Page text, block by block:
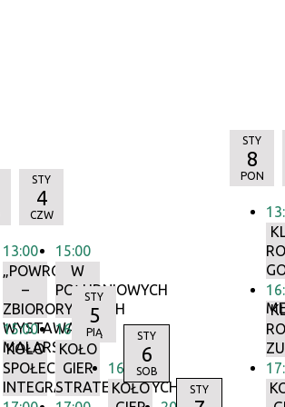
13:00
„POWROTY”
–
ZBIOROWA
WYSTAWA
MALARSTWA
15:00
KOŁO
SPOŁECZNEJ
INTEGRACJI
STY
4
CZW
15:00
W
POŁUDNIOWYCH
RYTMACH
16:00
KOŁO
GIER
STRATEGICZNYCH
STY
5
PIĄ
16:00
KOŁO
STY
6
SOB
STY
STY
8
PON